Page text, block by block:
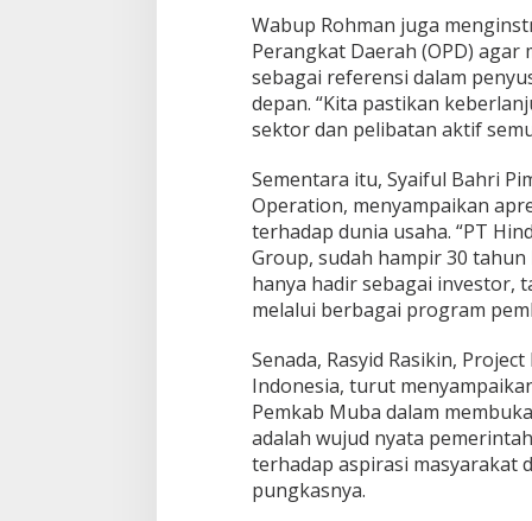
n
Wabup Rohman juga
Perangkat Daerah (OPD)
sebagai referensi dalam
depan. “Kita pastikan
sektor dan pelibatan aktif
Sementara itu, Syaiful Bahri
Operation, menyampaikan
terhadap dunia usaha. “PT
Group, sudah hampir 30
hanya hadir sebagai investor,
melalui berbagai program
Senada, Rasyid Rasikin,
Indonesia, turut
Pemkab Muba dalam
adalah wujud nyata
terhadap aspirasi masyarakat
pungkasnya.